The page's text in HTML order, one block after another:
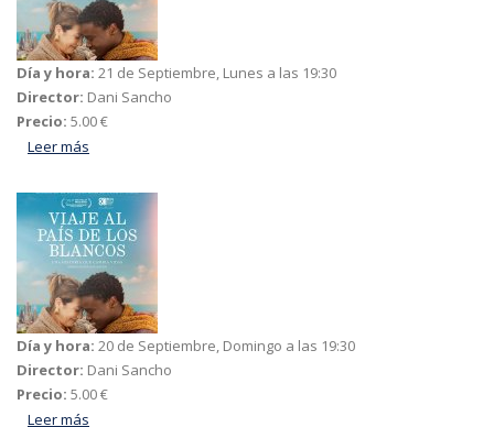
Día y hora: 21 de Septiembre, Lunes a las 19:30
Director: Dani Sancho
Precio: 5.00 €
Leer más
Día y hora: 20 de Septiembre, Domingo a las 19:30
Director: Dani Sancho
Precio: 5.00 €
Leer más